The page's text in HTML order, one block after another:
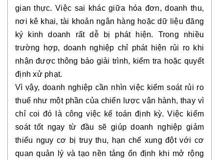
gian thực. Việc sai khác giữa hóa đơn, doanh thu,
nơi kê khai, tài khoản ngân hàng hoặc dữ liệu đăng
ký kinh doanh rất dễ bị phát hiện. Trong nhiều
trường hợp, doanh nghiệp chỉ phát hiện rủi ro khi
nhận được thông báo giải trình, kiểm tra hoặc quyết
định xử phạt.
Vì vậy, doanh nghiệp cần nhìn việc kiểm soát rủi ro
thuế như một phần của chiến lược vận hành, thay vì
chỉ coi đó là công việc kế toán định kỳ. Việc kiểm
soát tốt ngay từ đầu sẽ giúp doanh nghiệp giảm
thiểu nguy cơ bị truy thu, hạn chế xung đột với cơ
quan quản lý và tạo nền tảng ổn định khi mở rộng